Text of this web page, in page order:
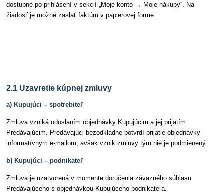
dostupné po prihlásení v sekcií „Moje konto → Moje nákupy“. Na
žiadosť je možné zaslať faktúru v papierovej forme.
2.1 Uzavretie kúpnej zmluvy
a) Kupujúci – spotrebiteľ
Zmluva vzniká odoslaním objednávky Kupujúcim a jej prijatím
Predávajúcim. Predávajúci bezodkladne potvrdí prijatie objednávky
informatívnym e-mailom, avšak vznik zmluvy tým nie je podmienený.
b) Kupujúci – podnikateľ
Zmluva je uzatvorená v momente doručenia záväzného súhlasu
Predávajúceho s objednávkou Kupujúceho-podnikateľa.